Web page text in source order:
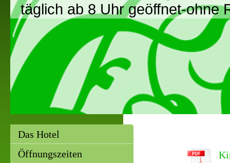
täglich ab 8 Uhr geöffnet-ohne
Das Hotel
Öffnungszeiten